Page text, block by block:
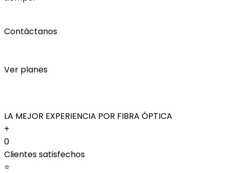
Contáctanos
Ver planes
LA MEJOR EXPERIENCIA POR FIBRA ÓPTICA
+
0
Clientes satisfechos
⭐